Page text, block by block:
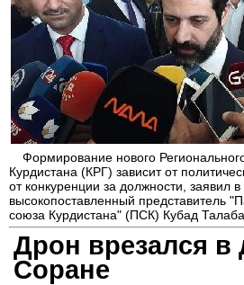
Формирование нового
Курдистана (КРГ) зависит от
от конкуренции за должности, заявил
высокопоставленный представитель
союза Курдистана" (ПСК) Кубад
Дрон врезался в
Соране